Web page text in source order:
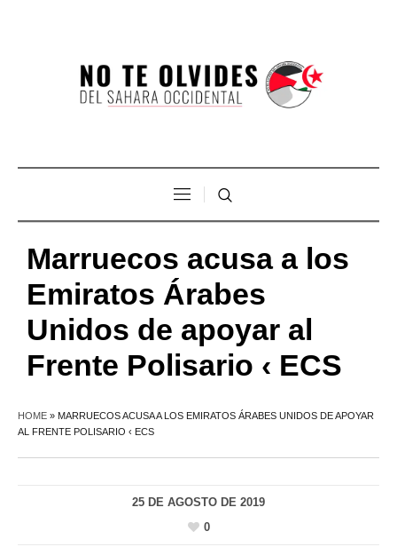
Marruecos acusa a los
Emiratos Árabes
Unidos de apoyar al
Frente Polisario ‹ ECS
HOME » MARRUECOS ACUSA A LOS EMIRATOS ÁRABES UNIDOS DE APOYAR
AL FRENTE POLISARIO ‹ ECS
25 DE AGOSTO DE 2019
0